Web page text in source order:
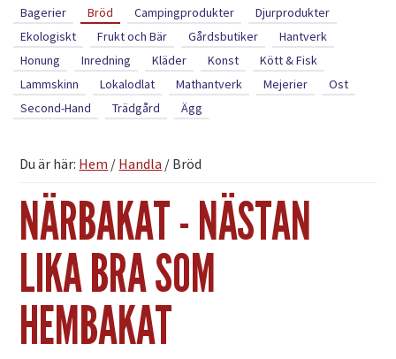
Bagerier Bröd Campingprodukter
Djurprodukter
Ekologiskt
Frukt och Bär Gårdsbutiker
Hantverk
Honung
Inredning Kläder Konst
Kött & Fisk
Lammskinn
Lokalodlat Mathantverk Mejerier
Ost
Second-Hand
Trädgård Ägg
Du är här: Hem / Handla / Bröd
NÄRBAKAT - NÄSTAN
LIKA BRA SOM
HEMBAKAT